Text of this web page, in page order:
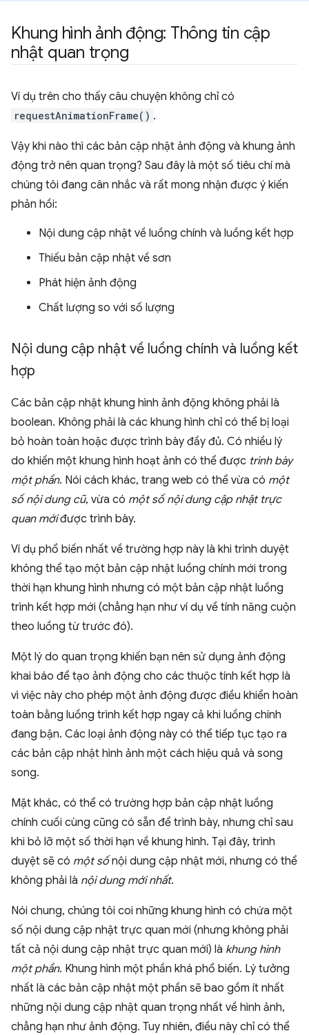
Khung hình ảnh động: Thông tin cập
nhật quan trọng
Ví dụ trên cho thấy câu chuyện không chỉ có
requestAnimationFrame() .
Vậy khi nào thì các bản cập nhật ảnh động và khung ảnh
động trở nên quan trọng? Sau đây là một số tiêu chí mà
chúng tôi đang cân nhắc và rất mong nhận được ý kiến
phản hồi:
Nội dung cập nhật về luồng chính và luồng kết hợp
Thiếu bản cập nhật về sơn
Phát hiện ảnh động
Chất lượng so với số lượng
Nội dung cập nhật về luồng chính và luồng kết
hợp
Các bản cập nhật khung hình ảnh động không phải là
boolean. Không phải là các khung hình chỉ có thể bị loại
bỏ hoàn toàn hoặc được trình bày đầy đủ. Có nhiều lý
do khiến một khung hình hoạt ảnh có thể được trình bày
một phần. Nói cách khác, trang web có thể vừa có một
số nội dung cũ, vừa có một số nội dung cập nhật trực
quan mớiđược trình bày.
Ví dụ phổ biến nhất về trường hợp này là khi trình duyệt
không thể tạo một bản cập nhật luồng chính mới trong
thời hạn khung hình nhưng có một bản cập nhật luồng
trình kết hợp mới (chẳng hạn như ví dụ về tính năng cuộn
theo luồng từ trước đó).
Một lý do quan trọng khiến bạn nên sử dụng ảnh động
khai báo để tạo ảnh động cho các thuộc tính kết hợp là
vì việc này cho phép một ảnh động được điều khiển hoàn
toàn bằng luồng trình kết hợp ngay cả khi luồng chính
đang bận. Các loại ảnh động này có thể tiếp tục tạo ra
các bản cập nhật hình ảnh một cách hiệu quả và song
song.
Mặt khác, có thể có trường hợp bản cập nhật luồng
chính cuối cùng cũng có sẵn để trình bày, nhưng chỉ sau
khi bỏ lỡ một số thời hạn về khung hình. Tại đây, trình
duyệt sẽ có một số nội dung cập nhật mới, nhưng có thể
không phải là nội dung mới nhất.
Nói chung, chúng tôi coi những khung hình có chứa một
số nội dung cập nhật trực quan mới (nhưng không phải
tất cả nội dung cập nhật trực quan mới) là khung hình
một phần. Khung hình một phần khá phổ biến. Lý tưởng
nhất là các bản cập nhật một phần sẽ bao gồm ít nhất
những nội dung cập nhật quan trọng nhất về hình ảnh,
chẳng hạn như ảnh động. Tuy nhiên, điều này chỉ có thể